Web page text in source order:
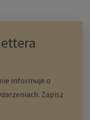
informuje o
Zapisz